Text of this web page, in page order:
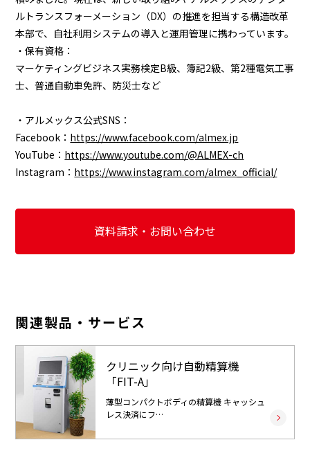
ルトランスフォーメーション（DX）の推進を担当する構造改革
本部で、自社利用システムの導入と運用管理に携わっています。
・保有資格：
マーケティングビジネス実務検定B級、簿記2級、第2種電気工事
士、普通自動車免許、防災士など
・アルメックス公式SNS：
Facebook： https://www.facebook.com/almex.jp
YouTube： https://www.youtube.com/@ALMEX-ch
Instagram： https://www.instagram.com/almex_official/
資料請求・お問い合わせ
関連製品・サービス
クリニック向け自動精算機
「FIT-A」
薄型コンパクトボディの精算機 キャッシュ
レス決済にフ…